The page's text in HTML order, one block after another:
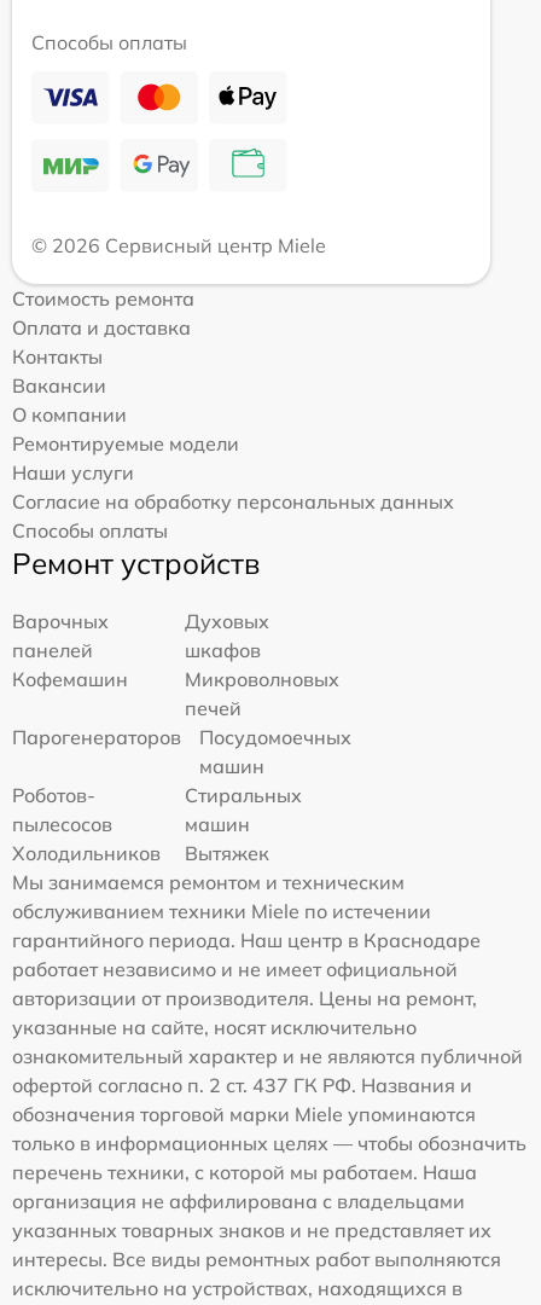
Способы оплаты
© 2026 Сервисный центр Miele
Стоимость ремонта
Оплата и доставка
Контакты
Вакансии
О компании
Ремонтируемые модели
Наши услуги
Согласие на обработку персональных данных
Способы оплаты
Ремонт устройств
Варочных
панелей
Духовых
шкафов
Кофемашин
Микроволновых
печей
Парогенераторов
Посудомоечных
машин
Роботов-
пылесосов
Стиральных
машин
Холодильников
Вытяжек
Мы занимаемся ремонтом и техническим
обслуживанием техники Miele по истечении
гарантийного периода. Наш центр в Краснодаре
работает независимо и не имеет официальной
авторизации от производителя. Цены на ремонт,
указанные на сайте, носят исключительно
ознакомительный характер и не являются публичной
офертой согласно п. 2 ст. 437 ГК РФ. Названия и
обозначения торговой марки Miele упоминаются
только в информационных целях — чтобы обозначить
перечень техники, с которой мы работаем. Наша
организация не аффилирована с владельцами
указанных товарных знаков и не представляет их
интересы. Все виды ремонтных работ выполняются
исключительно на устройствах, находящихся в